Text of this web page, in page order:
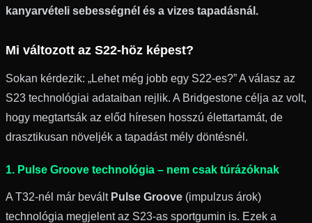
kanyarvételi sebességnél és a vizes tapadásnál.
Mi változott az S22-höz képest?
Sokan kérdezik: „Lehet még jobb egy S22-es?” A válasz az
S23 technológiai adataiban rejlik. A Bridgestone célja az volt,
hogy megtartsák az előd híresen hosszú élettartamát, de
drasztikusan növeljék a tapadást mély döntésnél.
1. Pulse Groove technológia – nem csak túrázóknak
A T32-nél már bevált Pulse Groove (impulzus árok)
technológia megjelent az S23-as sportgumin is. Ezek a